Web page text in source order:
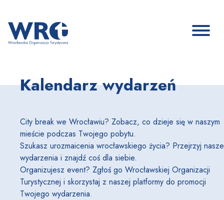
Kalendarz wydarzeń
City break we Wrocławiu? Zobacz, co dzieje się w naszym
mieście podczas Twojego pobytu.
Szukasz urozmaicenia wrocławskiego życia? Przejrzyj nasze
wydarzenia i znajdź coś dla siebie.
Organizujesz event? Zgłoś go Wrocławskiej Organizacji
Turystycznej i skorzystaj z naszej platformy do promocji
Twojego wydarzenia.